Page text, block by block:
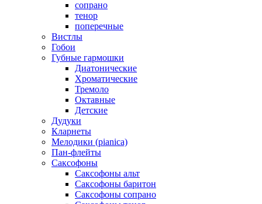
сопрано
тенор
поперечные
Вистлы
Гобои
Губные гармошки
Диатонические
Хроматические
Тремоло
Октавные
Детские
Дудуки
Кларнеты
Мелодики (pianica)
Пан-флейты
Саксофоны
Саксофоны альт
Саксофоны баритон
Саксофоны сопрано